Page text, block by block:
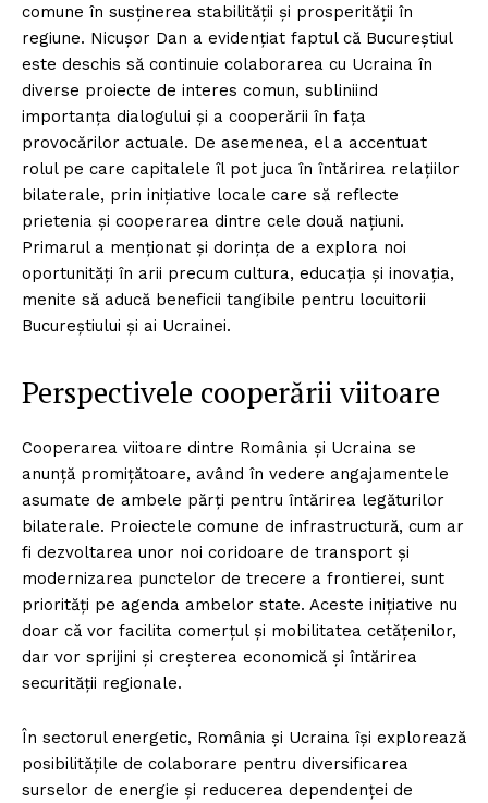
comune în susținerea stabilității și prosperității în
regiune. Nicușor Dan a evidențiat faptul că Bucureștiul
este deschis să continuie colaborarea cu Ucraina în
diverse proiecte de interes comun, subliniind
importanța dialogului și a cooperării în fața
provocărilor actuale. De asemenea, el a accentuat
rolul pe care capitalele îl pot juca în întărirea relațiilor
bilaterale, prin inițiative locale care să reflecte
prietenia și cooperarea dintre cele două națiuni.
Primarul a menționat și dorința de a explora noi
oportunități în arii precum cultura, educația și inovația,
menite să aducă beneficii tangibile pentru locuitorii
Bucureștiului și ai Ucrainei.
Perspectivele cooperării viitoare
Cooperarea viitoare dintre România și Ucraina se
anunță promițătoare, având în vedere angajamentele
asumate de ambele părți pentru întărirea legăturilor
bilaterale. Proiectele comune de infrastructură, cum ar
fi dezvoltarea unor noi coridoare de transport și
modernizarea punctelor de trecere a frontierei, sunt
priorități pe agenda ambelor state. Aceste inițiative nu
doar că vor facilita comerțul și mobilitatea cetățenilor,
dar vor sprijini și creșterea economică și întărirea
securității regionale.
În sectorul energetic, România și Ucraina își explorează
posibilitățile de colaborare pentru diversificarea
surselor de energie și reducerea dependenței de